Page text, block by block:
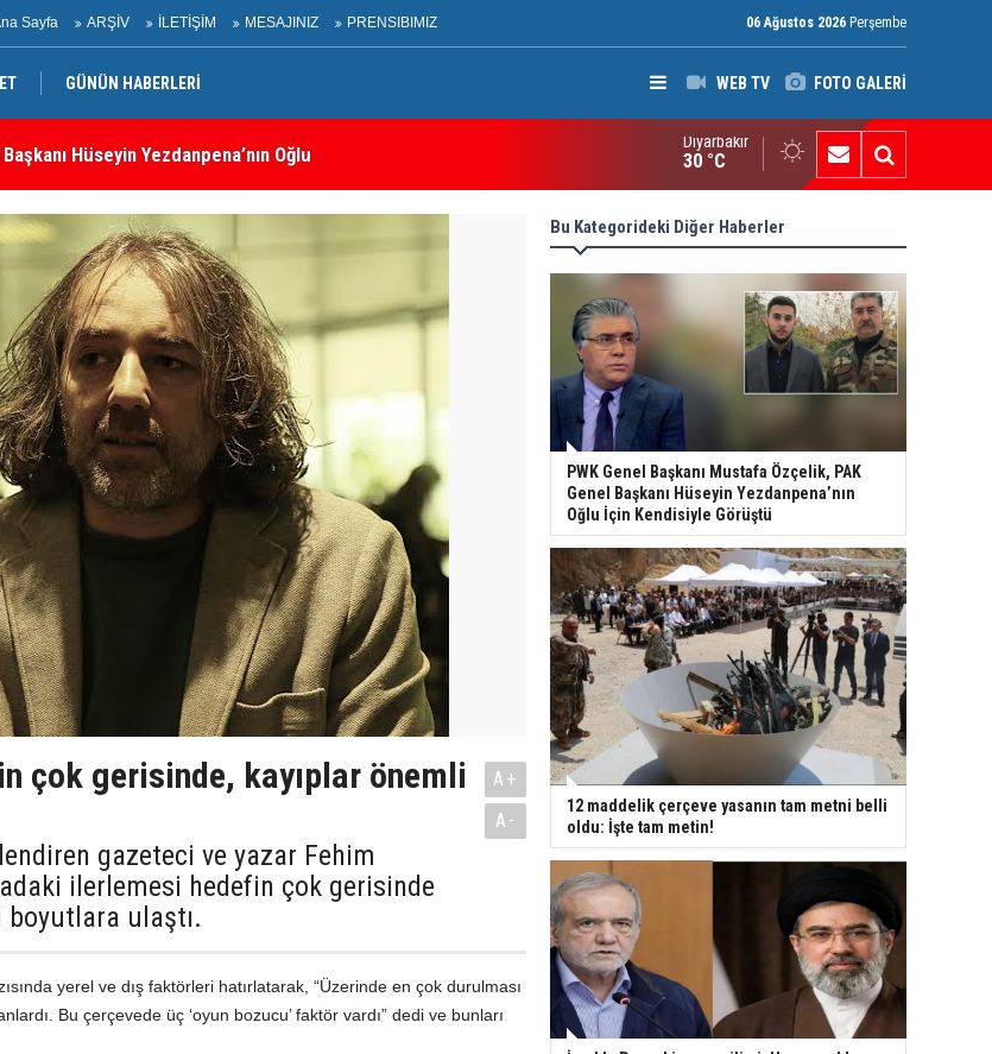
Sayfa ARŞİV İLETİŞİM MESAJINIZ PRENSIBIMIZ 06 Ağustos 2026 Perşembe
WEB TV FOTO GALERİ
GÜNÜN HABERLERİ
Hüseyin Yezdanpena’nın Oğlu İçin Kendisiyle
İşte tam metin!
İran’da Pezeşkiyan gerilimi: Hamaney’den istifa uyarısı
Diyarbakır
30 °C
çok gerisinde, kayıplar önemli
gazeteci ve yazar Fehim
ilerlemesi hedefin çok gerisinde
boyutlara ulaştı.
A+
A-
yerel ve dış faktörleri hatırlatarak, “Üzerinde en çok durulması
Bu çerçevede üç ‘oyun bozucu’ faktör vardı” dedi ve bunları
Bu Kategorideki Diğer Haberler
PWK Genel Başkanı Mustafa Özçelik, PAK
Genel Başkanı Hüseyin Yezdanpena’nın
Oğlu İçin Kendisiyle Görüştü
12 maddelik çerçeve yasanın tam metni belli
oldu: İşte tam metin!